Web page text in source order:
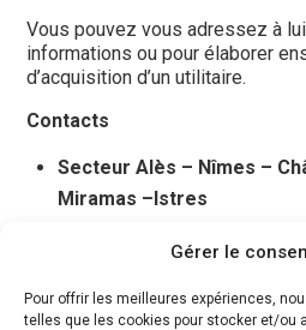
Gérer le
Pour offrir les meilleures expériences,
telles que les cookies pour stocker et/ou
Vous pouvez vous adressez à
informations ou pour élaborer
d’acquisition d’un utilitaire.
Contacts
Secteur Alès – Nîmes –
Miramas –Istres
Isabelle Bouzige
Email:vendeurisuzu2@trucks-